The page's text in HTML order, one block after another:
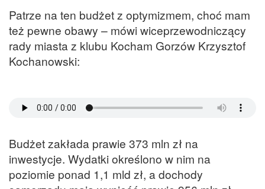
Patrze na ten budżet z optymizmem, choć mam
też pewne obawy – mówi wiceprzewodniczący
rady miasta z klubu Kocham Gorzów Krzysztof
Kochanowski:
Budżet zakłada prawie 373 mln zł na
inwestycje. Wydatki określono w nim na
poziomie ponad 1,1 mld zł, a dochody